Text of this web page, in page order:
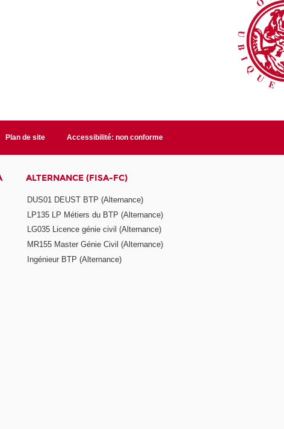
Plan de site Accessibilité: non conforme
ALTERNANCE (FISA-FC)
DUS01 DEUST BTP (Alternance)
LP135 LP Métiers du BTP (Alternance)
LG035 Licence génie civil (Alternance)
MR155 Master Génie Civil (Alternance)
Ingénieur BTP (Alternance)